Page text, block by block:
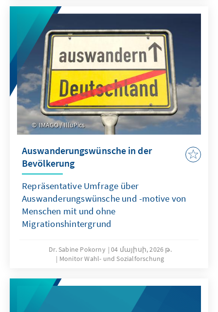
IMAGO / IlluPics
Auswanderungswünsche in der
Bevölkerung
Repräsentative Umfrage über
Auswanderungswünsche und -motive von
Menschen mit und ohne
Migrationshintergrund
Dr. Sabine Pokorny
04 մայիսի, 2026 թ.
Monitor Wahl- und Sozialforschung